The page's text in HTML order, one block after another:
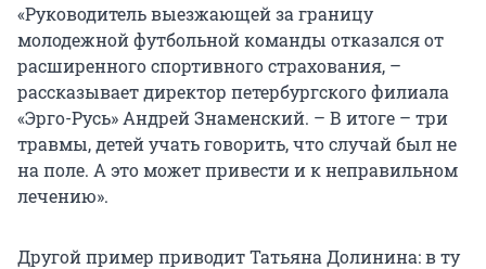
«Руководитель выезжающей за границу
молодежной футбольной команды отказался от
расширенного спортивного страхования, –
рассказывает директор петербургского филиала
«Эрго-Русь» Андрей Знаменский. – В итоге – три
травмы, детей учать говорить, что случай был не
на поле. А это может привести и к неправильном
лечению».
Другой пример приводит Татьяна Долинина: в ту